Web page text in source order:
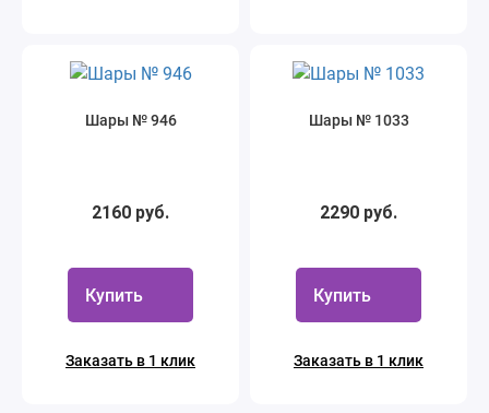
Шары № 946
2160 руб.
Купить
Заказать в 1 клик
Шары № 1033
2290 руб.
Купить
Заказать в 1 клик